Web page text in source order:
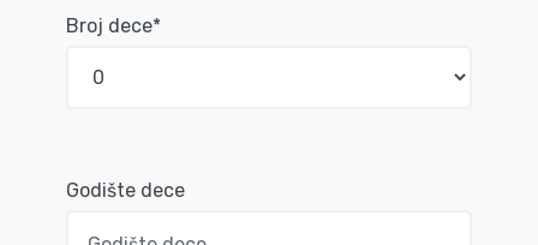
Broj dece*
Godište dece